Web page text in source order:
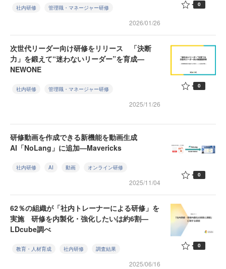
社内研修 管理職・マネージャー研修
2026/01/26
0
次世代リーダー向け研修をリリース 「決断
力」を鍛えて“迷わないリーダー”を育成—
NEWONE
社内研修 管理職・マネージャー研修
2025/11/26
0
研修動画を作成できる新機能を動画生成
AI「NoLang」に追加—Mavericks
社内研修 AI 動画 オンライン研修
2025/11/04
0
62％の組織が「社内トレーナーによる研修」を
実施 研修を内製化・強化したいは約6割—
LDcube調べ
教育・人材育成 社内研修 調査結果
2025/06/16
0